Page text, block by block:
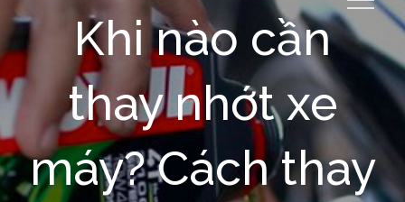
Khi nào cần
thay nhớt xe
máy? Cách thay